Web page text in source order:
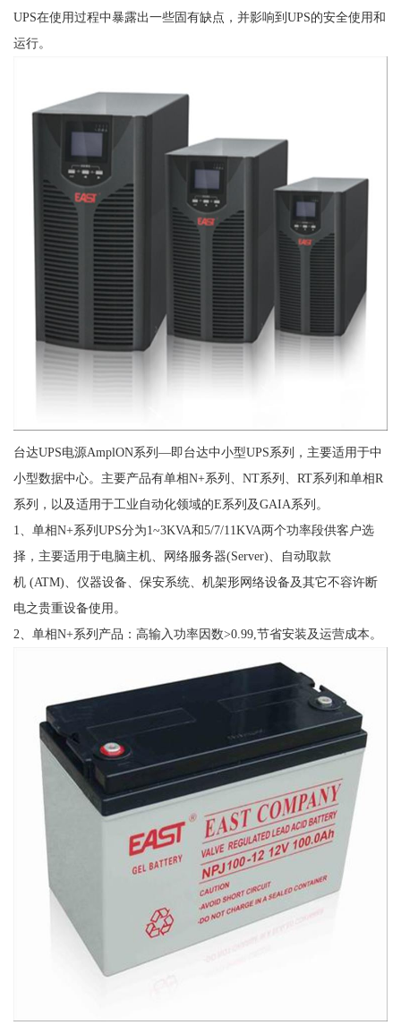
UPS在使用过程中暴露出一些固有缺点，并影响到UPS的安全使用和
运行。
台达UPS电源AmplON系列—即台达中小型UPS系列，主要适用于中
小型数据中心。主要产品有单相N+系列、NT系列、RT系列和单相R
系列，以及适用于工业自动化领域的E系列及GAIA系列。
1、单相N+系列UPS分为1~3KVA和5/7/11KVA两个功率段供客户选
择，主要适用于电脑主机、网络服务器(Server)、自动取款
机 (ATM)、仪器设备、保安系统、机架形网络设备及其它不容许断
电之贵重设备使用。
2、单相N+系列产品：高输入功率因数>0.99,节省安装及运营成本。